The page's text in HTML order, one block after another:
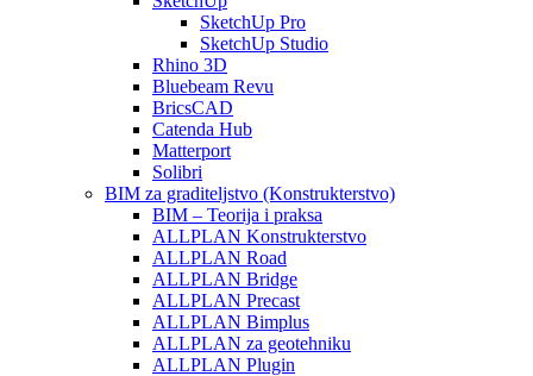
SketchUp Pro
SketchUp Studio
Rhino 3D
Bluebeam Revu
BricsCAD
Catenda Hub
Matterport
Solibri
BIM za graditeljstvo (Konstrukterstvo)
BIM – Teorija i praksa
ALLPLAN Konstrukterstvo
ALLPLAN Road
ALLPLAN Bridge
ALLPLAN Precast
ALLPLAN Bimplus
ALLPLAN za geotehniku
ALLPLAN Plugin